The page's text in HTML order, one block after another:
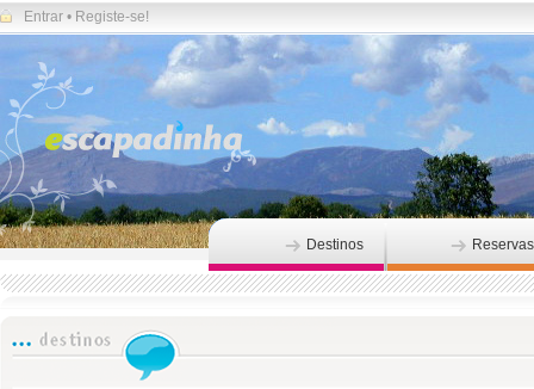
Entrar • Registe-se!
Destinos Reservas